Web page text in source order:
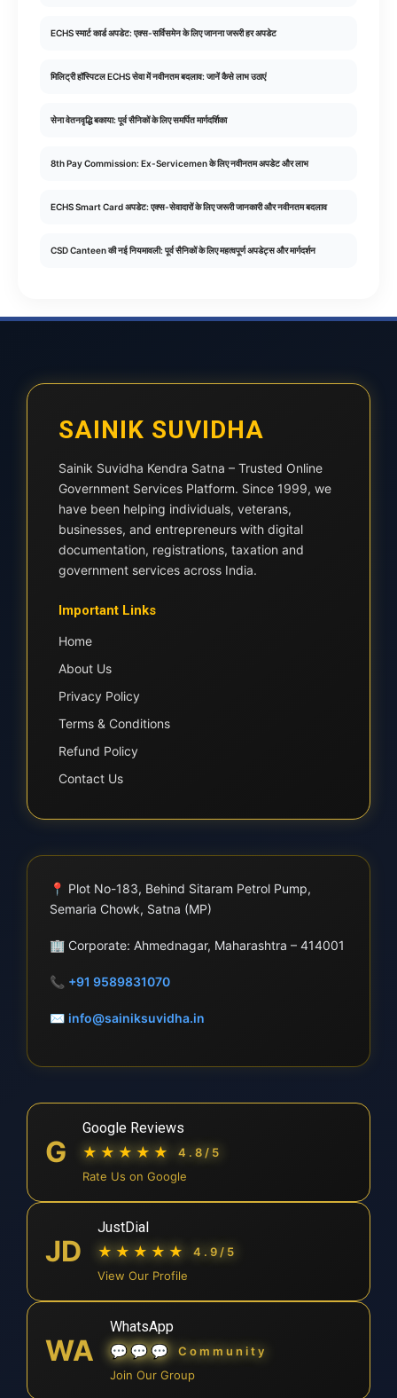
ECHS स्मार्ट कार्ड अपडेट: एक्स-सर्विसमेन के लिए जानना जरूरी हर अपडेट
मिलिट्री हॉस्पिटल ECHS सेवा में नवीनतम बदलाव: जानें कैसे लाभ उठाएं
सेना वेतनवृद्धि बकाया: पूर्व सैनिकों के लिए समर्पित मार्गदर्शिका
8th Pay Commission: Ex-Servicemen के लिए नवीनतम अपडेट और लाभ
ECHS Smart Card अपडेट: एक्स-सेवादारों के लिए जरूरी जानकारी और नवीनतम बदलाव
CSD Canteen की नई नियमावली: पूर्व सैनिकों के लिए महत्वपूर्ण अपडेट्स और मार्गदर्शन
SAINIK SUVIDHA
Sainik Suvidha Kendra Satna – Trusted Online
Government Services Platform. Since 1999, we
have been helping individuals, veterans,
businesses, and entrepreneurs with digital
documentation, registrations, taxation and
government services across India.
Important Links
Home
About Us
Privacy Policy
Terms & Conditions
Refund Policy
Contact Us
📍 Plot No-183, Behind Sitaram Petrol Pump,
Semaria Chowk, Satna (MP)
🏢 Corporate: Ahmednagar, Maharashtra – 414001
📞 +91 9589831070
✉ info@sainiksuvidha.in
G
Google Reviews
★★★★★
4.8/5
Rate Us on Google
JD
JustDial
★★★★★
4.9/5
View Our Profile
WA
WhatsApp
💬💬💬
Community
Join Our Group